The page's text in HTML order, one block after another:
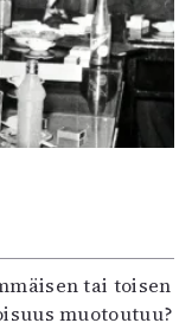
tai toisen
muotoutuu?